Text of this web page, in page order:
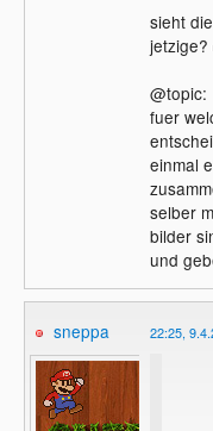
sieht
jetzige?
@topic:
fuer
einmal
selber
bilder
und
sneppa 22:25,